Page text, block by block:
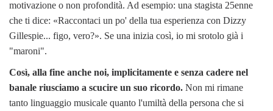
motivazione o non profondità. Ad esempio: una stagista 25enne
che ti dice: «Raccontaci un po' della tua esperienza con Dizzy
Gillespie... figo, vero?». Se una inizia così, io mi srotolo già i
"maroni".
Così, alla fine anche noi, implicitamente e senza cadere nel
banale riusciamo a scucire un suo ricordo. Non mi rimane
tanto linguaggio musicale quanto l'umiltà della persona che si